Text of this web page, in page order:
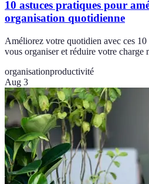
10 astuces pratiques pour
organisation quotidienne
Améliorez votre quotidien avec ces
vous organiser et réduire votre charge
organisationproductivité
Aug 3